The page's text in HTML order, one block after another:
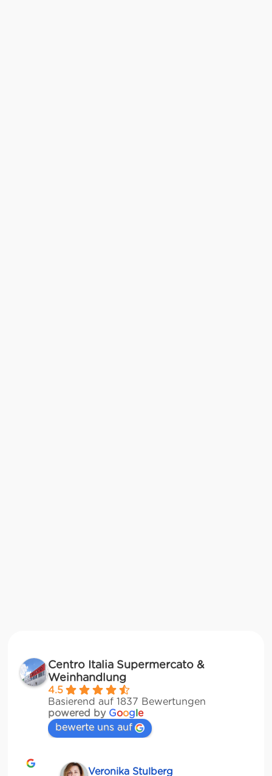
Centro Italia Supermercato &
Weinhandlung
4.5
Basierend auf 1837 Bewertungen
powered by Google
bewerte uns auf
Veronika Stulberg